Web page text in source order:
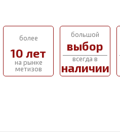
более
10 лет
на рынке
метизов
большой
выбор
всегда в
наличии